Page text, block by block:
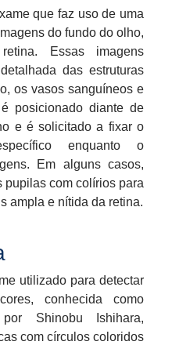
que faz uso de uma
do fundo do olho,
Essas imagens
das estruturas
os vasos sanguíneos e
posicionado diante de
e é solicitado a fixar o
enquanto o
Em alguns casos,
pupilas com colírios para
ampla e nítida da retina.
utilizado para detectar
conhecida como
Shinobu Ishihara,
com círculos coloridos